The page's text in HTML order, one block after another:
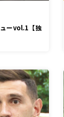
ーvol.1【独